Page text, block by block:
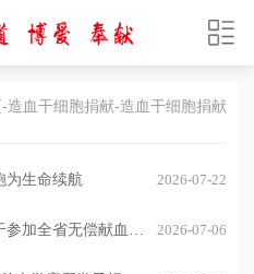
-造血干细胞捐献-造血干细胞捐献
为生命续航 2026-07-22
参加全省无偿献血工
2026-07-06